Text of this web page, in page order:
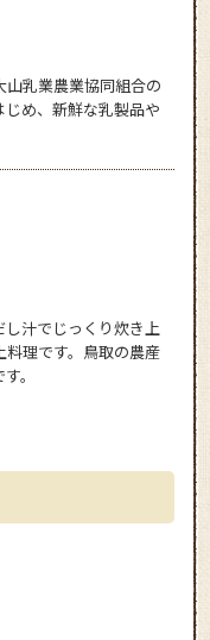
乳業農業協同組合の
め、新鮮な乳製品や
汁でじっくり炊き上
理です。鳥取の農産
。